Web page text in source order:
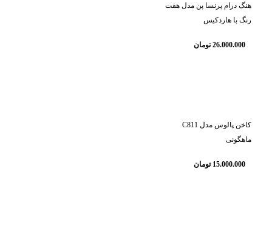
هنگ درام پرنسا پن مدل هفت
رنگ با هاردکیس
26.000.000 تومان
کاخن پالوس مدل C811
ماهگونی
15.000.000 تومان